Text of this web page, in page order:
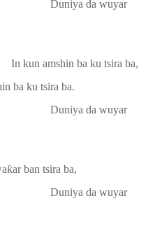
Duniya da wuyar
In kun amshin ba ku tsira ba,
ba ku tsira ba.
Duniya da wuyar
ƙar ban tsira ba,
Duniya da wuyar